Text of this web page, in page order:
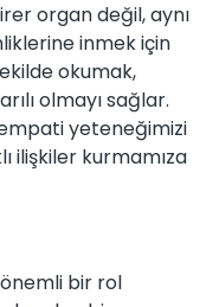
organ değil, aynı
inmek için
okumak,
olmayı sağlar.
yeteneğimizi
ilişkiler kurmamıza
bir rol